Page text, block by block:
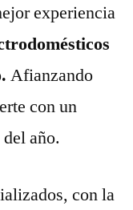
experiencia
Afianzando
con un
año.
con la